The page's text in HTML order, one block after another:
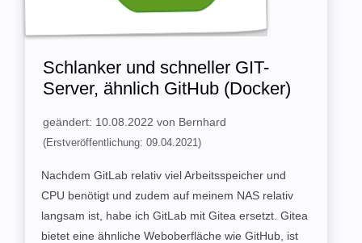
Schlanker und schneller GIT-
Server, ähnlich GitHub (Docker)
geändert: 10.08.2022 von Bernhard
(Erstveröffentlichung: 09.04.2021)
Nachdem GitLab relativ viel Arbeitsspeicher und
CPU benötigt und zudem auf meinem NAS relativ
langsam ist, habe ich GitLab mit Gitea ersetzt. Gitea
bietet eine ähnliche Weboberfläche wie GitHub, ist